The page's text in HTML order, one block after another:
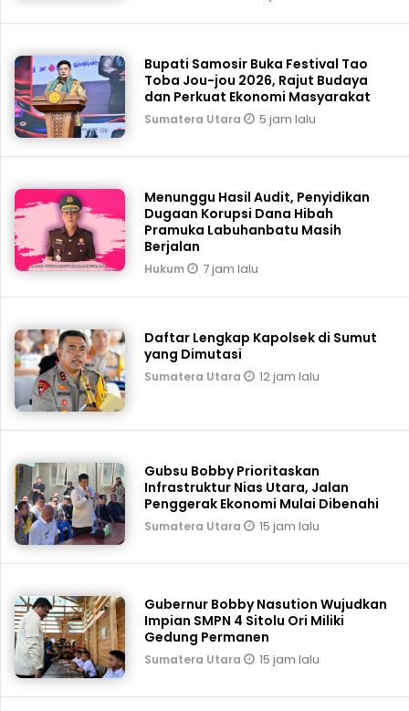
Bupati Samosir Buka Festival Tao
Toba Jou-jou 2026, Rajut Budaya
dan Perkuat Ekonomi Masyarakat
Sumatera Utara 5 jam lalu
Menunggu Hasil Audit, Penyidikan
Dugaan Korupsi Dana Hibah
Pramuka Labuhanbatu Masih
Berjalan
Hukum 7 jam lalu
Daftar Lengkap Kapolsek di Sumut
yang Dimutasi
Sumatera Utara 12 jam lalu
Gubsu Bobby Prioritaskan
Infrastruktur Nias Utara, Jalan
Penggerak Ekonomi Mulai Dibenahi
Sumatera Utara 15 jam lalu
Gubernur Bobby Nasution Wujudkan
Impian SMPN 4 Sitolu Ori Miliki
Gedung Permanen
Sumatera Utara 15 jam lalu